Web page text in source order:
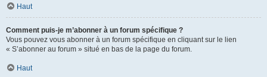
Haut
Comment puis-je m’abonner à un forum spécifique ?
Vous pouvez vous abonner à un forum spécifique en cliquant sur le lien
« S’abonner au forum » situé en bas de la page du forum.
Haut